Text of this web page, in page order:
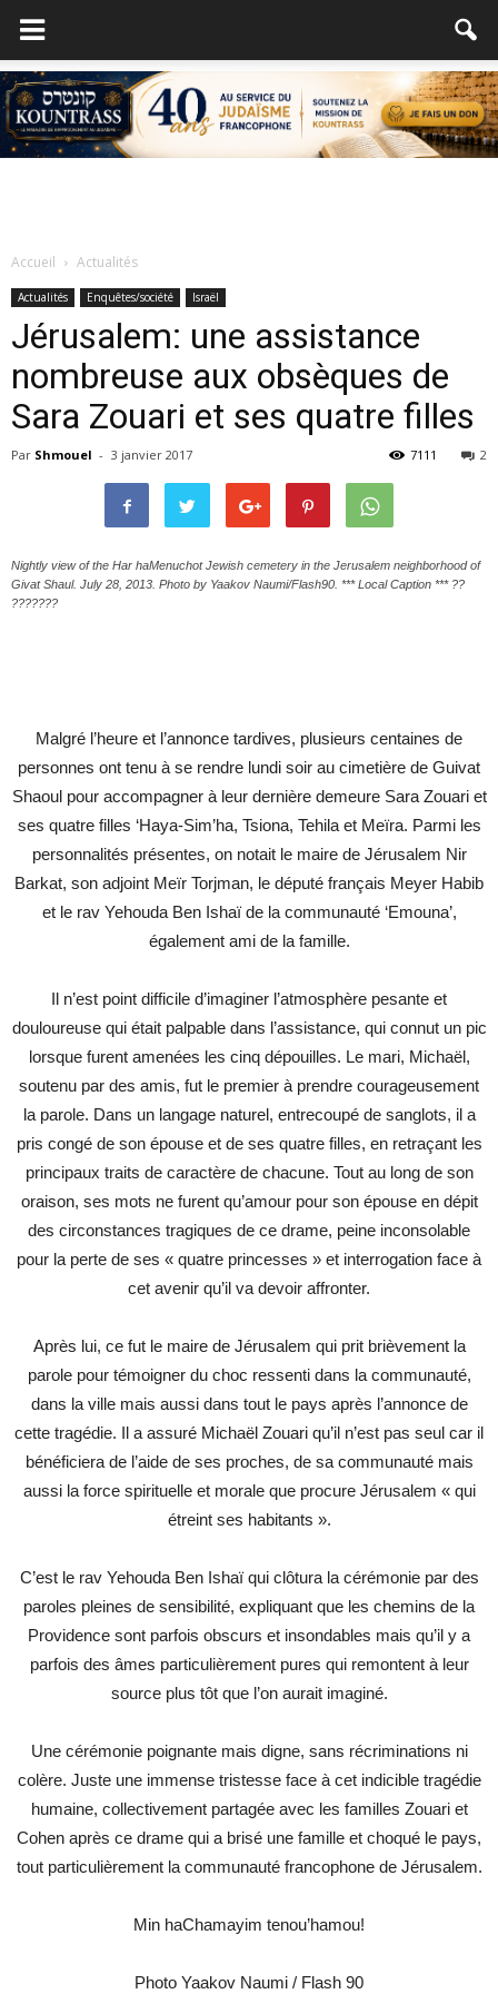
Accueil Actualités
Actualités Enquêtes/société Israël
Jérusalem: une assistance
nombreuse aux obsèques de
Sara Zouari et ses quatre filles
Par Shmouel - 3 janvier 2017 2
7111
Nightly view of the Har haMenuchot Jewish cemetery in the Jerusalem neighborhood of
Givat Shaul. July 28, 2013. Photo by Yaakov Naumi/Flash90. *** Local Caption *** ??
???????
Malgré l’heure et l’annonce tardives, plusieurs centaines de
personnes ont tenu à se rendre lundi soir au cimetière de Guivat
Shaoul pour accompagner à leur dernière demeure Sara Zouari et
ses quatre filles ‘Haya-Sim’ha, Tsiona, Tehila et Meïra. Parmi les
personnalités présentes, on notait le maire de Jérusalem Nir
Barkat, son adjoint Meïr Torjman, le député français Meyer Habib
et le rav Yehouda Ben Ishaï de la communauté ‘Emouna’,
également ami de la famille.
Il n’est point difficile d’imaginer l’atmosphère pesante et
douloureuse qui était palpable dans l’assistance, qui connut un pic
lorsque furent amenées les cinq dépouilles. Le mari, Michaël,
soutenu par des amis, fut le premier à prendre courageusement
la parole. Dans un langage naturel, entrecoupé de sanglots, il a
pris congé de son épouse et de ses quatre filles, en retraçant les
principaux traits de caractère de chacune. Tout au long de son
oraison, ses mots ne furent qu’amour pour son épouse en dépit
des circonstances tragiques de ce drame, peine inconsolable
pour la perte de ses « quatre princesses » et interrogation face à
cet avenir qu’il va devoir affronter.
Après lui, ce fut le maire de Jérusalem qui prit brièvement la
parole pour témoigner du choc ressenti dans la communauté,
dans la ville mais aussi dans tout le pays après l’annonce de
cette tragédie. Il a assuré Michaël Zouari qu’il n’est pas seul car il
bénéficiera de l’aide de ses proches, de sa communauté mais
aussi la force spirituelle et morale que procure Jérusalem « qui
étreint ses habitants ».
C’est le rav Yehouda Ben Ishaï qui clôtura la cérémonie par des
paroles pleines de sensibilité, expliquant que les chemins de la
Providence sont parfois obscurs et insondables mais qu’il y a
parfois des âmes particulièrement pures qui remontent à leur
source plus tôt que l’on aurait imaginé.
Une cérémonie poignante mais digne, sans récriminations ni
colère. Juste une immense tristesse face à cet indicible tragédie
humaine, collectivement partagée avec les familles Zouari et
Cohen après ce drame qui a brisé une famille et choqué le pays,
tout particulièrement la communauté francophone de Jérusalem.
Min haChamayim tenou’hamou!
Photo Yaakov Naumi / Flash 90